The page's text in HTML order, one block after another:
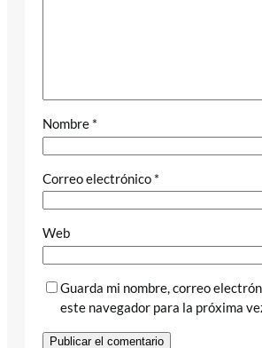
Nombre *
Correo electrónico *
Web
Guarda mi nombre, correo
este navegador para la próxima